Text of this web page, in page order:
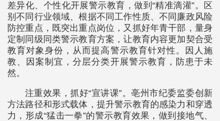
差异化、个性化开展警示教育，做到“精准滴灌”。区
别不同行业领域、根据不同工作性质、不同廉政风险
防控重点，既突出重点岗位，又抓好年青干部，量身
定制同级同类警示教育方案，让教育内容更加契合受
教育对象身份，从而提高警示教育针对性。因人施
教、因案制宜，分层分类开展警示教育，防患于未
然。
注重效果，抓好“宣讲课”。亳州市纪委监委创新
方法路径和形式载体，提升警示教育的感染力和穿透
力，形成“猛击一拳”的警示教育效果，做到接地气、